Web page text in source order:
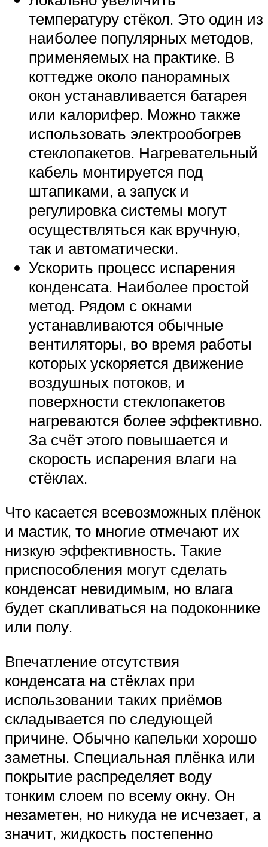
температуру стёкол. Это один из
наиболее популярных методов,
применяемых на практике. В
коттедже около панорамных
окон устанавливается батарея
или калорифер. Можно также
использовать электрообогрев
стеклопакетов. Нагревательный
кабель монтируется под
штапиками, а запуск и
регулировка системы могут
осуществляться как вручную,
так и автоматически.
Ускорить процесс испарения
конденсата. Наиболее простой
метод. Рядом с окнами
устанавливаются обычные
вентиляторы, во время работы
которых ускоряется движение
воздушных потоков, и
поверхности стеклопакетов
нагреваются более эффективно.
За счёт этого повышается и
скорость испарения влаги на
стёклах.
Что касается всевозможных плёнок
и мастик, то многие отмечают их
низкую эффективность. Такие
приспособления могут сделать
конденсат невидимым, но влага
будет скапливаться на подоконнике
или полу.
Впечатление отсутствия
конденсата на стёклах при
использовании таких приёмов
складывается по следующей
причине. Обычно капельки хорошо
заметны. Специальная плёнка или
покрытие распределяет воду
тонким слоем по всему окну. Он
незаметен, но никуда не исчезает, а
значит, жидкость постепенно